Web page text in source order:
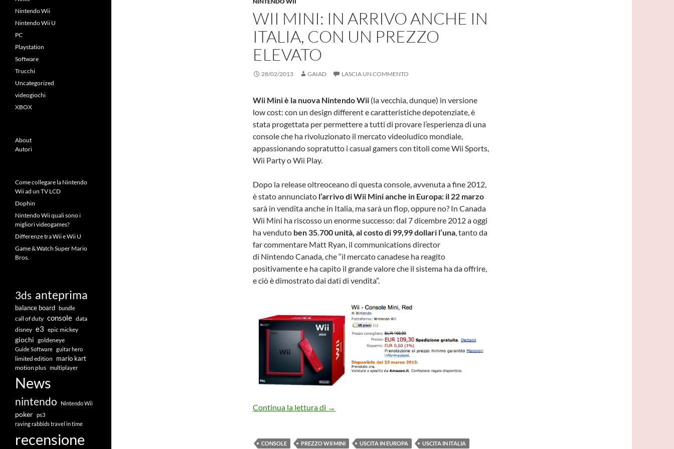
WII MINI: IN ARRIVO ANCHE IN
ITALIA, CON UN PREZZO
ELEVATO
28/02/2013 GAIAD LASCIA UN COMMENTO
Wii Mini è la nuova Nintendo Wii (la vecchia, dunque) in versione
low cost: con un design different e caratteristiche depotenziate, è
stata progettata per permettere a tutti di provare l’esperienza di una
console che ha rivoluzionato il mercato videoludico mondiale,
appassionando sopratutto i casual gamers con titoli come Wii Sports,
Wii Party o Wii Play.
Dopo la release oltreoceano di questa console, avvenuta a fine 2012,
è stato annunciato l’arrivo di Wii Mini anche in Europa: il 22 marzo
sarà in vendita anche in Italia, ma sarà un flop, oppure no? In Canada
Wii Mini ha riscosso un enorme successo: dal 7 dicembre 2012 a oggi
ha venduto ben 35.700 unità, al costo di 99,99 dollari l’una, tanto da
far commentare Matt Ryan, il communications director
di Nintendo Canada, che “il mercato canadese ha reagito
positivamente e ha capito il grande valore che il sistema ha da offrire,
e ciò è dimostrato dai dati di vendita”.
Continua la lettura di Wii Mini: in arrivo anche in Italia, con un prezzo elevato
→
CONSOLE PREZZO WII MINI USCITA IN EUROPA
USCITA IN ITALIA
Nintendo Wii
Nintendo Wii U
PC
Playstation
Software
Trucchi
Uncategorized
videogiochi
XBOX
About
Autori
Come collegare la Nintendo
Wii ad un TV LCD
Dophin
Nintendo Wii quali sono i
migliori videogames?
Differenze tra Wii e Wii U
Game & Watch Super Mario
Bros.
3ds anteprima
balance board bundle
call of duty console data
disney e3 epic mickey
giochi goldeneye
Guide Software guitar hero
limited edition mario kart
motion plus multiplayer
News
nintendo Nintendo Wii
poker ps3
raving rabbids travel in time
recensione